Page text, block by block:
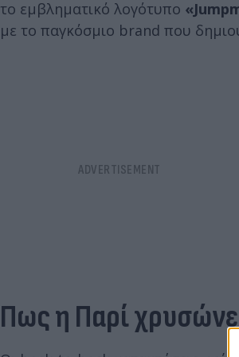
το εμβληματικό λογότυπο
με το παγκόσμιο brand που
Πως η Παρί